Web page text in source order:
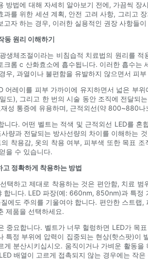
방법에 대해 자세히 알아보기 전에, 가끔씩
과를 위한 세션 계획, 안전 고려 사항, 그리고
고자 하는 경우, 이러한 실용적인 권장 사항들
동 원리 이해하기
생체조절이라는 비침습적 치료법의 원리를
크롬 c 산화효소에 흡수됩니다. 이러한 흡수
우, 과열이나 불편함을 유발하지 않으면서 피
어레이를 피부 가까이에 유지하면서 넓은 부
도), 그리고 한 번의 시술 동안 조직에 전달
성 통증에 유용하며, 근적외선(약 800~880
니다. 어떤 벨트는 적색 및 근적외선 LED를
량과 전달되는 방사선량의 차이를 이해하는
착용감, 옷의 착용 여부, 피부색 또한 목표
을 수 있습니다.
고 정확하게 착용하는 방법
택하고 제대로 착용하는 것은 편안함, 치료
합니다. LED 파장(예: 660nm, 850nm)과 특정
에도 주의를 기울여야 합니다. 편안한 스트
제품을 선택하세요.
중요합니다. 벨트가 너무 헐렁하면 LED가 목
특정 부위에 압력이 집중되는 현상(핫스팟)이
게 분산시키십시오. 움직이거나 가벼운 활동
배열이 고르게 접촉되지 않는 경우에는 작